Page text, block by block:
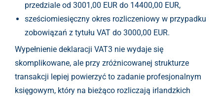
przedziale od 3001,00 EUR do 14400,00 EUR,
sześciomiesięczny okres rozliczeniowy w przypadku
zobowiązań z tytułu VAT do 3000,00 EUR.
Wypełnienie deklaracji VAT3 nie wydaje się
skomplikowane, ale przy zróżnicowanej strukturze
transakcji lepiej powierzyć to zadanie profesjonalnym
księgowym, który na bieżąco rozliczają irlandzkich